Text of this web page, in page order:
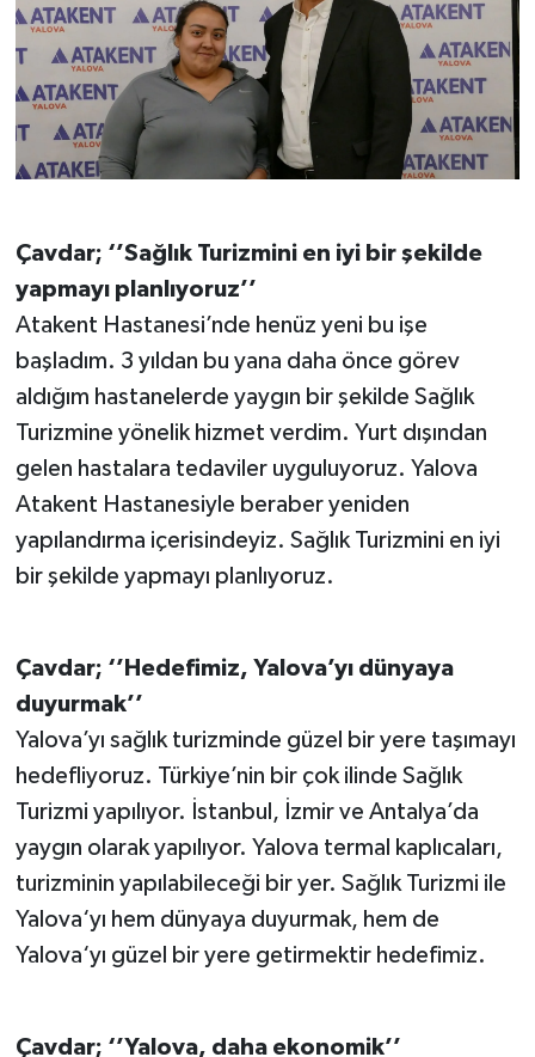
Çavdar; ‘’Sağlık Turizmini en iyi bir şekilde
yapmayı planlıyoruz’’
Atakent Hastanesi’nde henüz yeni bu işe
başladım. 3 yıldan bu yana daha önce görev
aldığım hastanelerde yaygın bir şekilde Sağlık
Turizmine yönelik hizmet verdim. Yurt dışından
gelen hastalara tedaviler uyguluyoruz. Yalova
Atakent Hastanesiyle beraber yeniden
yapılandırma içerisindeyiz. Sağlık Turizmini en iyi
bir şekilde yapmayı planlıyoruz.
Çavdar; ‘’Hedefimiz, Yalova’yı dünyaya
duyurmak’’
Yalova’yı sağlık turizminde güzel bir yere taşımayı
hedefliyoruz. Türkiye’nin bir çok ilinde Sağlık
Turizmi yapılıyor. İstanbul, İzmir ve Antalya’da
yaygın olarak yapılıyor. Yalova termal kaplıcaları,
turizminin yapılabileceği bir yer. Sağlık Turizmi ile
Yalova‘yı hem dünyaya duyurmak, hem de
Yalova‘yı güzel bir yere getirmektir hedefimiz.
Çavdar; ‘’Yalova, daha ekonomik’’